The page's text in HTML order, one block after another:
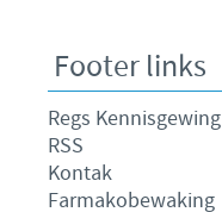
Footer links
Regs Kennisgewing
RSS
Kontak
Farmakobewaking